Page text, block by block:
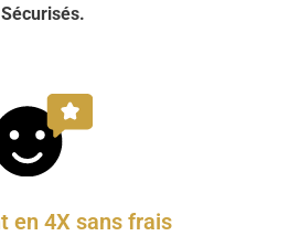
Sécurisés.
en 4X sans frais